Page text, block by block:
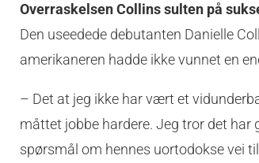
Overraskelsen Collins sulten på
Den useedede debutanten Danielle
amerikaneren hadde ikke vunnet en
– Det at jeg ikke har vært et
måttet jobbe hardere. Jeg tror det
spørsmål om hennes uortodokse vei